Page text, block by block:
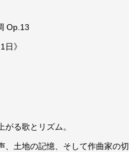
Op.13
》
る歌とリズム。
、土地の記憶、そして作曲家の